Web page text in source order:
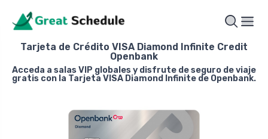
Tarjeta de Crédito VISA Diamond Infinite Credit
Openbank
Acceda a salas VIP globales y disfrute de seguro de viaje
gratis con la Tarjeta VISA Diamond Infinite de Openbank.